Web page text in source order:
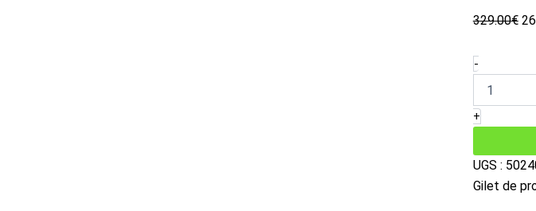
329.00€ Le
-quantité
de
Gilet
de
protection
Leatt
3DF
AirFit
+
UGS :
Gilet de